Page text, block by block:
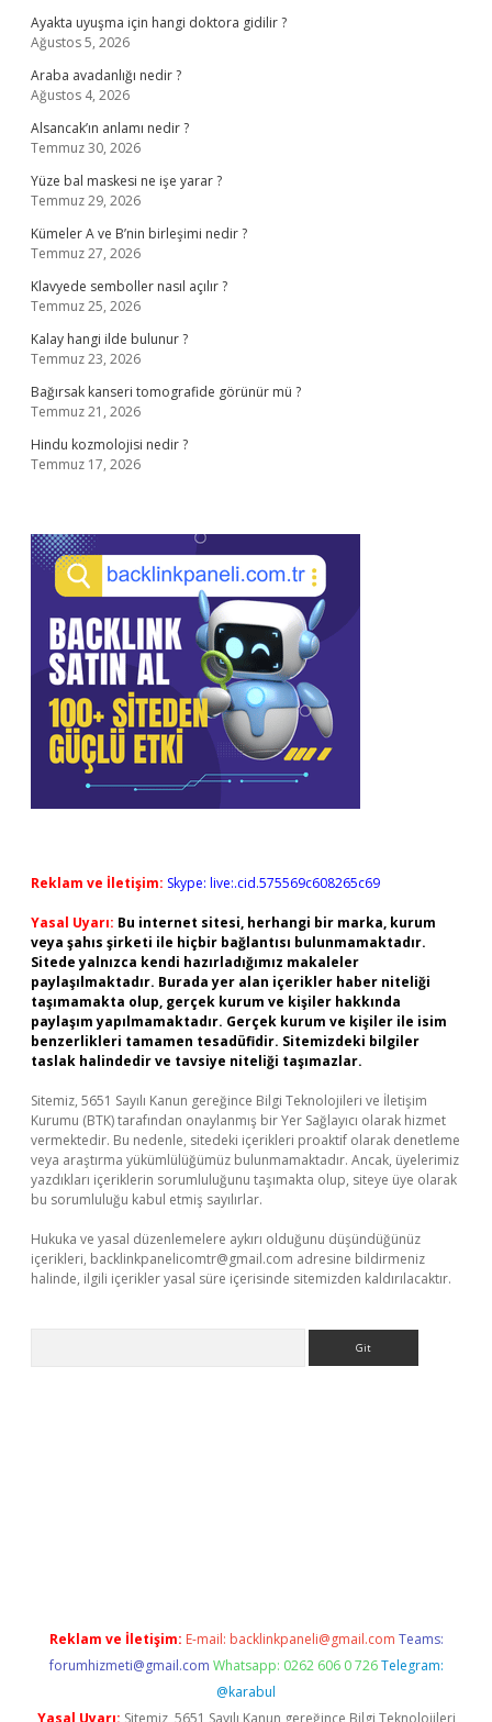
Ayakta uyuşma için hangi doktora gidilir ?
Ağustos 5, 2026
Araba avadanlığı nedir ?
Ağustos 4, 2026
Alsancak’ın anlamı nedir ?
Temmuz 30, 2026
Yüze bal maskesi ne işe yarar ?
Temmuz 29, 2026
Kümeler A ve B’nin birleşimi nedir ?
Temmuz 27, 2026
Klavyede semboller nasıl açılır ?
Temmuz 25, 2026
Kalay hangi ilde bulunur ?
Temmuz 23, 2026
Bağırsak kanseri tomografide görünür mü ?
Temmuz 21, 2026
Hindu kozmolojisi nedir ?
Temmuz 17, 2026
Reklam ve İletişim: Skype: live:.cid.575569c608265c69
Yasal Uyarı: Bu internet sitesi, herhangi bir marka, kurum
veya şahıs şirketi ile hiçbir bağlantısı bulunmamaktadır.
Sitede yalnızca kendi hazırladığımız makaleler
paylaşılmaktadır. Burada yer alan içerikler haber niteliği
taşımamakta olup, gerçek kurum ve kişiler hakkında
paylaşım yapılmamaktadır. Gerçek kurum ve kişiler ile isim
benzerlikleri tamamen tesadüfidir. Sitemizdeki bilgiler
taslak halindedir ve tavsiye niteliği taşımazlar.
Sitemiz, 5651 Sayılı Kanun gereğince Bilgi Teknolojileri ve İletişim
Kurumu (BTK) tarafından onaylanmış bir Yer Sağlayıcı olarak hizmet
vermektedir. Bu nedenle, sitedeki içerikleri proaktif olarak denetleme
veya araştırma yükümlülüğümüz bulunmamaktadır. Ancak, üyelerimiz
yazdıkları içeriklerin sorumluluğunu taşımakta olup, siteye üye olarak
bu sorumluluğu kabul etmiş sayılırlar.
Hukuka ve yasal düzenlemelere aykırı olduğunu düşündüğünüz
içerikleri, backlinkpanelicomtr@gmail.com adresine bildirmeniz
halinde, ilgili içerikler yasal süre içerisinde sitemizden kaldırılacaktır.
Reklam ve İletişim: E-mail: backlinkpaneli@gmail.com Teams:
forumhizmeti@gmail.com Whatsapp: 0262 606 0 726 Telegram:
@karabul
Yasal Uyarı: Sitemiz, 5651 Sayılı Kanun gereğince Bilgi Teknolojileri